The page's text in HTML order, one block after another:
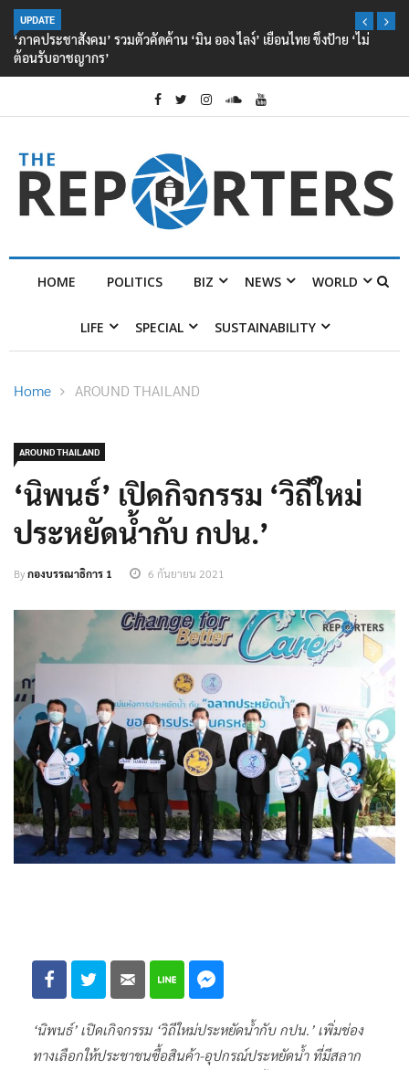
UPDATE
‘ภาคประชาสังคม’ รวมตัวคัดค้าน ‘มิน ออง ไลง์’ เยือนไทย ขึงป้าย ‘ไม่
ต้อนรับอาชญากร’
HOME POLITICS BIZ NEWS WORLD
LIFE SPECIAL SUSTAINABILITY
Home AROUND THAILAND
AROUND THAILAND
‘นิพนธ์’ เปิดกิจกรรม ‘วิถีใหม่
ประหยัดน้ำกับ กปน.’
Byกองบรรณาธิการ 1 6 กันยายน 2021
‘นิพนธ์’ เปิดเกิจกรรม ‘วิถีใหม่ประหยัดน้ำกับ กปน.’ เพิ่มช่อง
ทางเลือกให้ประชาชนซื้อสินค้า-อุปกรณ์ประหยัดน้ำ ที่มีสลาก